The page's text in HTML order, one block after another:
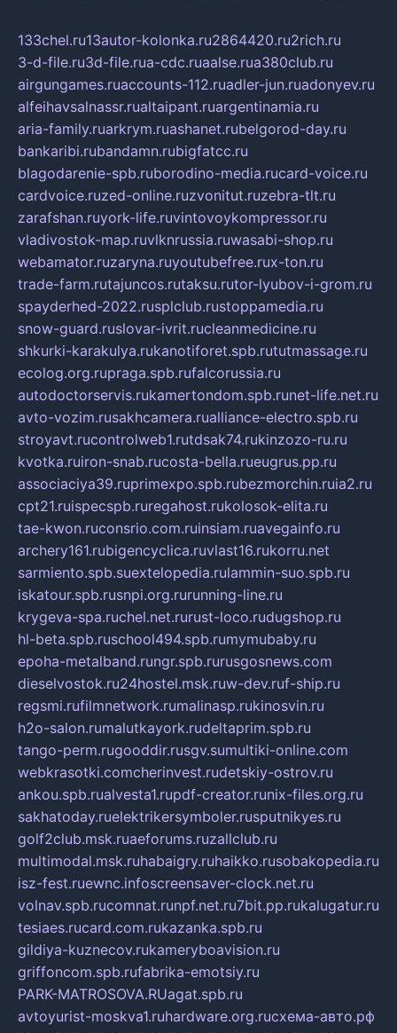
133chel.ru13autor-kolonka.ru2864420.ru2rich.ru
3-d-file.ru3d-file.rua-cdc.ruaalse.rua380club.ru
airgungames.ruaccounts-112.ruadler-jun.ruadonyev.ru
alfeihavsalnassr.rualtaipant.ruargentinamia.ru
aria-family.ruarkrym.ruashanet.rubelgorod-day.ru
bankaribi.rubandamn.rubigfatcc.ru
blagodarenie-spb.ruborodino-media.rucard-voice.ru
cardvoice.ruzed-online.ruzvonitut.ruzebra-tlt.ru
zarafshan.ruyork-life.ruvintovoykompressor.ru
vladivostok-map.ruvlknrussia.ruwasabi-shop.ru
webamator.ruzaryna.ruyoutubefree.rux-ton.ru
trade-farm.rutajuncos.rutaksu.rutor-lyubov-i-grom.ru
spayderhed-2022.rusplclub.rustoppamedia.ru
snow-guard.ruslovar-ivrit.rucleanmedicine.ru
shkurki-karakulya.rukanotiforet.spb.rututmassage.ru
ecolog.org.rupraga.spb.rufalcorussia.ru
autodoctorservis.rukamertondom.spb.runet-life.net.ru
avto-vozim.rusakhcamera.rualliance-electro.spb.ru
stroyavt.rucontrolweb1.rutdsak74.rukinzozo-ru.ru
kvotka.ruiron-snab.rucosta-bella.rueugrus.pp.ru
associaciya39.ruprimexpo.spb.rubezmorchin.ruia2.ru
cpt21.ruispecspb.ruregahost.rukolosok-elita.ru
tae-kwon.ruconsrio.com.ruinsiam.ruavegainfo.ru
archery161.rubigencyclica.ruvlast16.rukorru.net
sarmiento.spb.suextelopedia.rulammin-suo.spb.ru
iskatour.spb.rusnpi.org.rurunning-line.ru
krygeva-spa.ruchel.net.rurust-loco.rudugshop.ru
hl-beta.spb.ruschool494.spb.rumymubaby.ru
epoha-metalband.rungr.spb.rurusgosnews.com
dieselvostok.ru24hostel.msk.ruw-dev.ruf-ship.ru
regsmi.rufilmnetwork.rumalinasp.rukinosvin.ru
h2o-salon.rumalutkayork.rudeltaprim.spb.ru
tango-perm.rugooddir.rusgv.sumultiki-online.com
webkrasotki.comcherinvest.rudetskiy-ostrov.ru
ankou.spb.rualvesta1.rupdf-creator.runix-files.org.ru
sakhatoday.ruelektrikersymboler.rusputnikyes.ru
golf2club.msk.ruaeforums.ruzallclub.ru
multimodal.msk.ruhabaigry.ruhaikko.rusobakopedia.ru
isz-fest.ruewnc.infoscreensaver-clock.net.ru
volnav.spb.rucomnat.runpf.net.ru7bit.pp.rukalugatur.ru
tesiaes.rucard.com.rukazanka.spb.ru
gildiya-kuznecov.rukameryboavision.ru
griffoncom.spb.rufabrika-emotsiy.ru
PARK-MATROSOVA.RUagat.spb.ru
avtoyurist-moskva1.ruhardware.org.ruсхема-авто.рф